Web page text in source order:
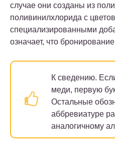
случае они созданы из
поливинилхлорида с
специализированными
означает, что бронирование
К сведению.
меди, первую
Остальные
аббревиатуре
аналогичному